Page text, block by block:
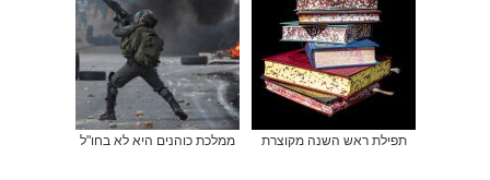
תפילת ראש השנה מקוצרת ממלכת כוהנים היא לא בחו"ל